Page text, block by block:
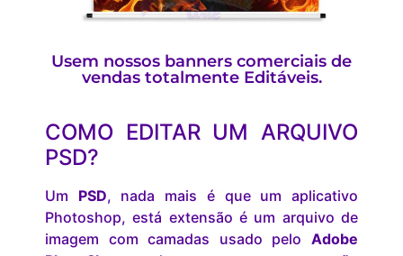
Usem nossos banners comerciais de
vendas totalmente Editáveis.
COMO EDITAR UM ARQUIVO
PSD?
Um PSD, nada mais é que um aplicativo
Photoshop, está extensão é um arquivo de
imagem com camadas usado pelo Adobe